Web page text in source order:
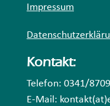
Impressum
Kontakt:
Telefon: 0341/
E-Mail: